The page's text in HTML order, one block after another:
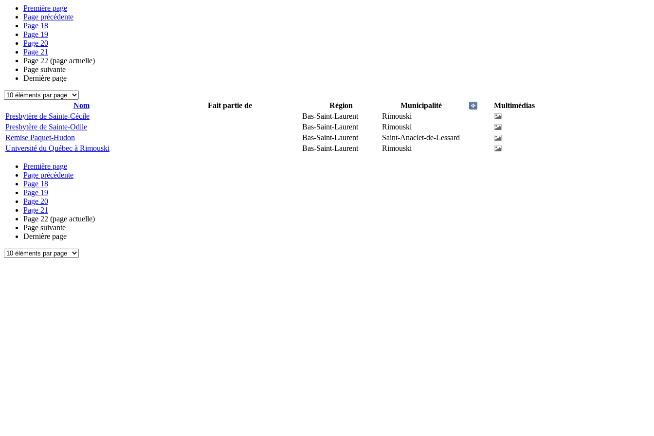
Première page
Page précédente
Page 18
Page 19
Page 20
Page 21
Page 22 (page actuelle)
Page suivante
Dernière page
Nom Fait partie de Région Municipalité
Multimédias
Presbytère de Sainte-Cécile
Bas-Saint-Laurent
Rimouski
Presbytère de Sainte-Odile
Bas-Saint-Laurent
Rimouski
Remise Paquet-Hudon
Bas-Saint-Laurent
Saint-Anaclet-de-Lessard
Université du Québec à Rimouski
Bas-Saint-Laurent Rimouski
Première page
Page précédente
Page 18
Page 19
Page 20
Page 21
Page 22 (page actuelle)
Page suivante
Dernière page